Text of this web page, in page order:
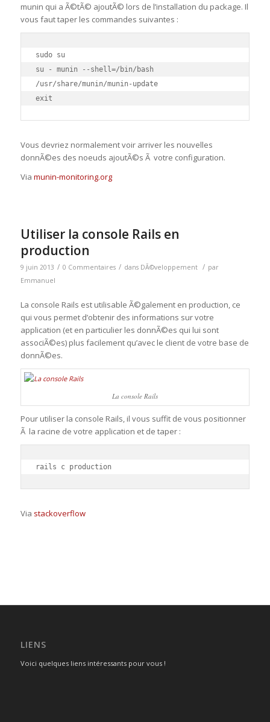
munin qui a Ã©tÃ© ajoutÃ© lors de l’installation du package. Il
vous faut taper les commandes suivantes :
sudo su
su - munin --shell=/bin/bash
/usr/share/munin/munin-update
exit
Vous devriez normalement voir arriver les nouvelles
donnÃ©es des noeuds ajoutÃ©s Ã votre configuration.
Via munin-monitoring.org
Utiliser la console Rails en
production
9 juin 2013 / 0 Commentaires / dans DÃ©veloppement / par
Emmanuel
La console Rails est utilisable Ã©galement en production, ce
qui vous permet d’obtenir des informations sur votre
application (et en particulier les donnÃ©es qui lui sont
associÃ©es) plus facilement qu’avec le client de votre base de
donnÃ©es.
La console Rails
Pour utiliser la console Rails, il vous suffit de vous positionner
Ã la racine de votre application et de taper :
rails c production
Via stackoverflow
LIENS
Voici quelques liens intéressants pour vous !